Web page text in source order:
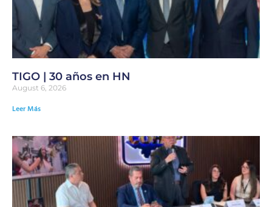
TIGO | 30 años en HN
August 6, 2026
Leer Más